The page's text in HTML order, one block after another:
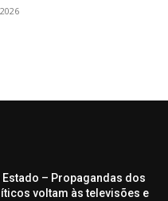
Estado – Propagandas dos
voltam às televisões e